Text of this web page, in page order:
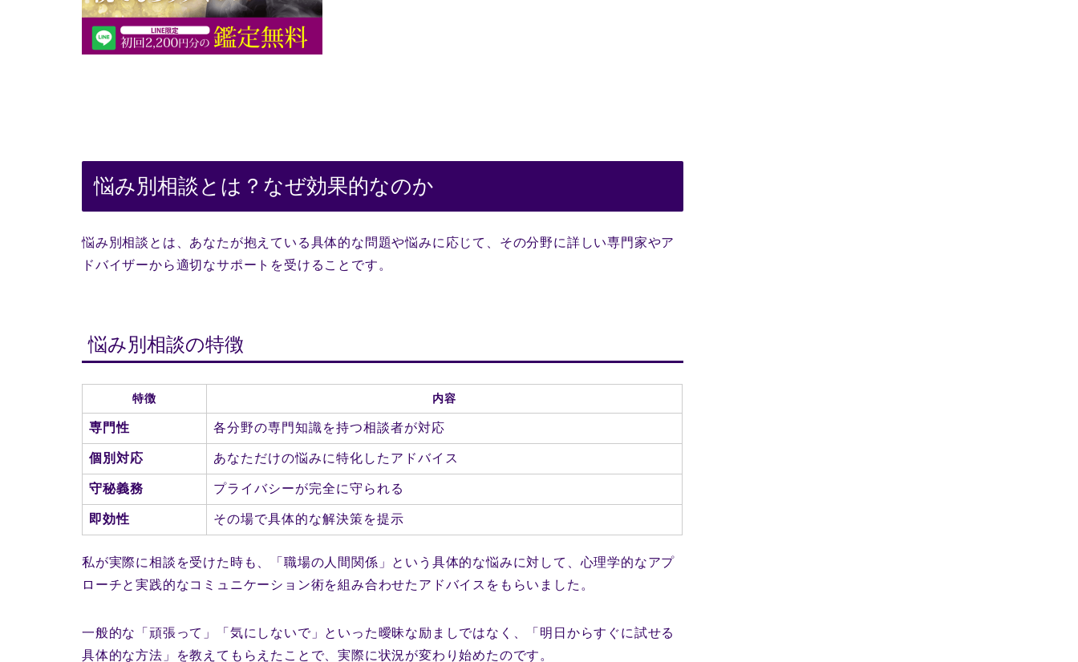
悩み別相談とは？なぜ効果的なのか
悩み別相談とは、あなたが抱えている具体的な問題や悩みに応じて、その分野に詳しい専門家やア
ドバイザーから適切なサポートを受けることです。
悩み別相談の特徴
特徴 内容
専門性 各分野の専門知識を持つ相談者が対応
個別対応 あなただけの悩みに特化したアドバイス
守秘義務 プライバシーが完全に守られる
即効性 その場で具体的な解決策を提示
私が実際に相談を受けた時も、「職場の人間関係」という具体的な悩みに対して、心理学的なアプ
ローチと実践的なコミュニケーション術を組み合わせたアドバイスをもらいました。
一般的な「頑張って」「気にしないで」といった曖昧な励ましではなく、「明日からすぐに試せる
具体的な方法」を教えてもらえたことで、実際に状況が変わり始めたのです。